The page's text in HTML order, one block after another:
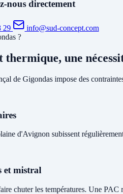
nous directement
29
info@sud-concept.com
?
une
de Gigondas impose des
d'Avignon subissent
et mistral
chuter les températures. Une PAC